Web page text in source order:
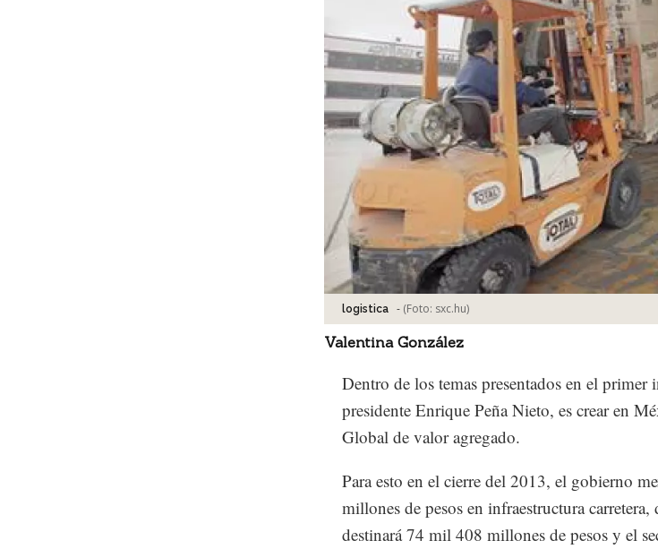
logistica - (Foto: sxc.hu)
Valentina González
Dentro de los temas presentados en el
presidente Enrique Peña Nieto, es crear en
Global de valor agregado.
Para esto en el cierre del 2013, el gobierno
millones de pesos en infraestructura
destinará 74 mil 408 millones de pesos y el